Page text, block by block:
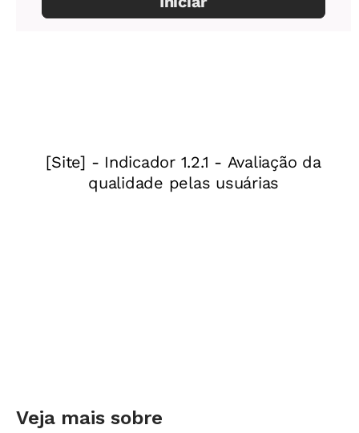
foram formados pelas ações do projeto em mais
Veja mais sobre